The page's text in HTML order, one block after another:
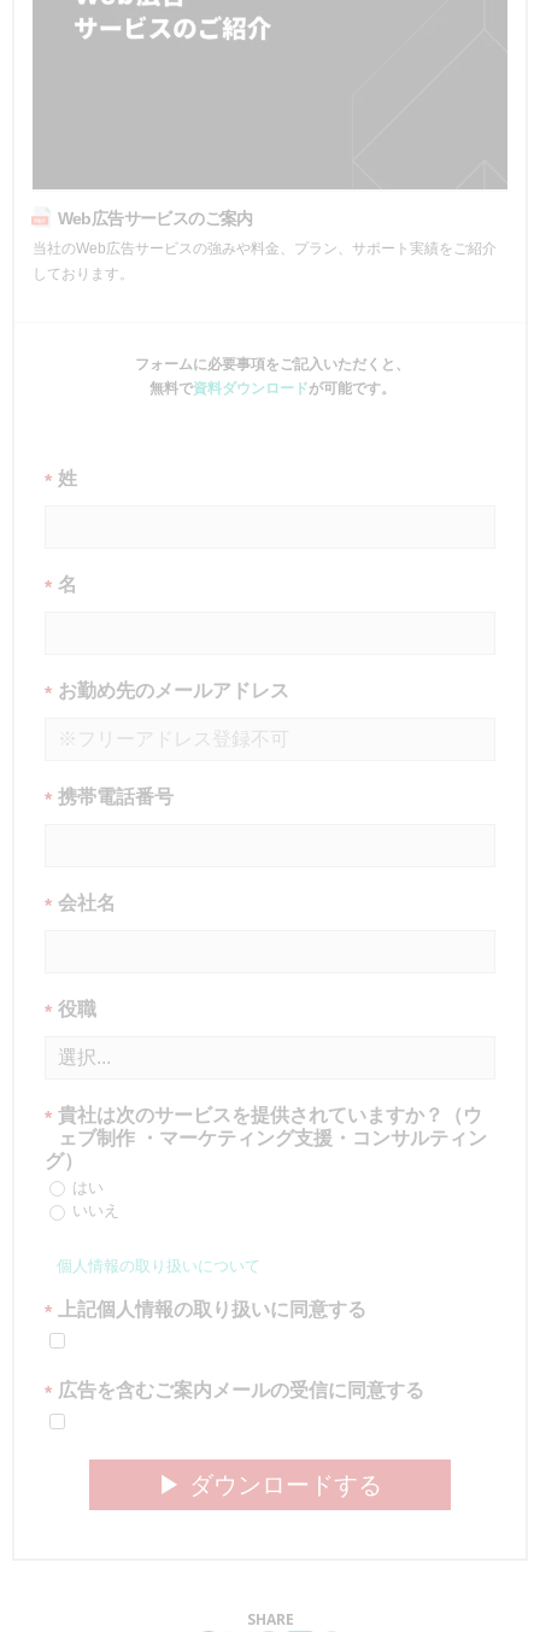
Web広告サービスのご案内
当社のWeb広告サービスの強みや料金、プラン、サポート実績をご紹介
しております。
フォームに必要事項をご記入いただくと、
無料で資料ダウンロードが可能です。
* 姓
* 名
* お勤め先のメールアドレス
* 携帯電話番号
* 会社名
* 役職
* 貴社は次のサービスを提供されていますか？（ウ
ェブ制作 ・マーケティング支援・コンサルティン
グ）
はい
いいえ
個人情報の取り扱いについて
* 上記個人情報の取り扱いに同意する
* 広告を含むご案内メールの受信に同意する
▶︎ ダウンロードする
SHARE